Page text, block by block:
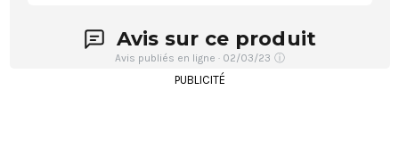
Avis sur ce produit
Avis publiés en ligne · 02/03/23 ⓘ
PUBLICITÉ